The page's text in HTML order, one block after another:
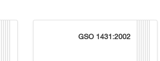
GSO 1431:2002